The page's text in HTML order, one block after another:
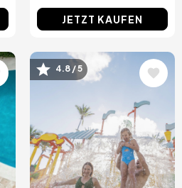
JETZT KAUFEN
Bild4.8 / 5